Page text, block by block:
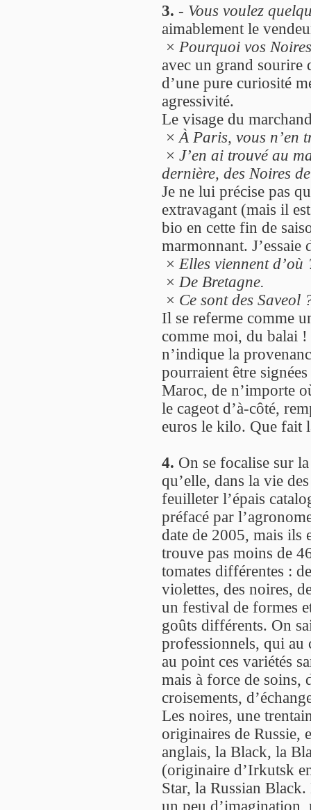
3. - Vous voulez
aimablement le
× Pourquoi vos
avec un grand sourire
d’une pure curiosité
agressivité.
Le visage du
× À Paris, vous n’en
× J’en ai trouvé au
dernière, des Noires
Je ne lui précise pas
extravagant (mais il
bio en cette fin de
marmonnant. J’essaie
× Elles viennent d’où
× De Bretagne.
× Ce sont des Saveol
Il se referme comme
comme moi, du balai !
n’indique la
pourraient être
Maroc, de n’importe
le cageot d’à-côté,
euros le kilo. Que fait
4. On se focalise sur
qu’elle, dans la vie
feuilleter l’épais
préfacé par
date de 2005, mais ils
trouve pas moins de
tomates différentes :
violettes, des noires,
un festival de formes
goûts différents. On
professionnels, qui au
au point ces variétés
mais à force de soins,
croisements,
Les noires, une
originaires de Russie,
anglais, la Black, la
(originaire d’Irkutsk
Star, la Russian
un peu d’imagination,